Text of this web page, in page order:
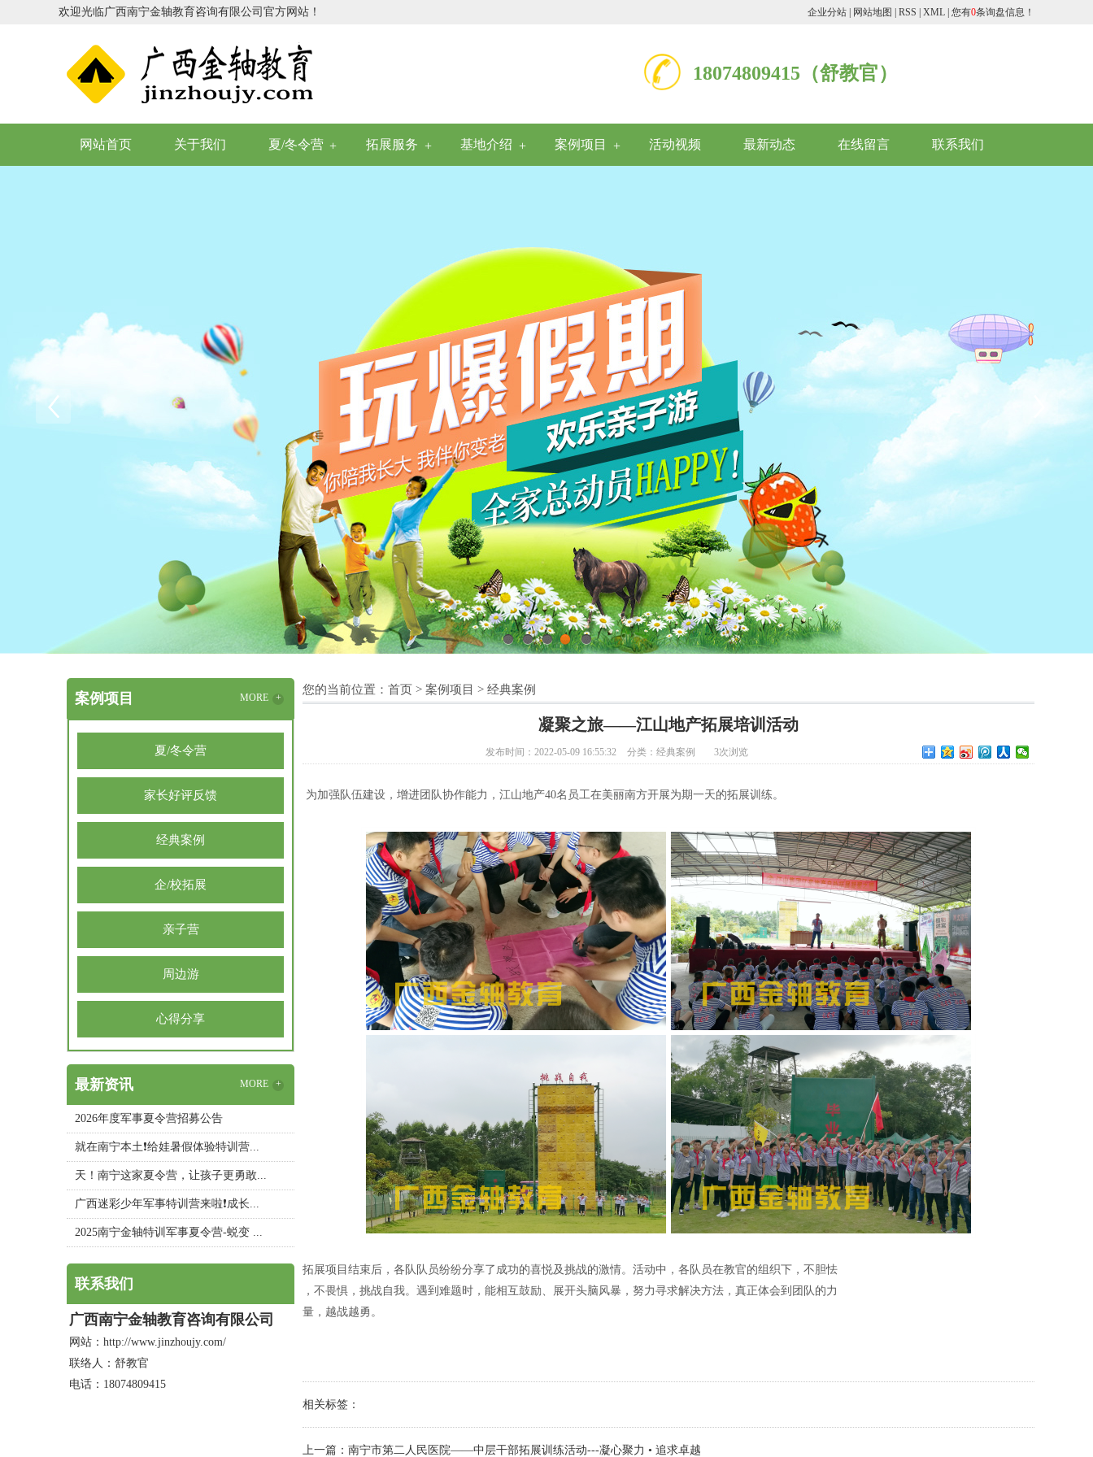
欢迎光临广西南宁金轴教育咨询有限公司官方网站！ 企业分站 网站地图 RSS XML 您有0条询盘信息！
18074809415（舒教官）
网站首页 关于我们 夏/冬令营 拓展服务 基地介绍 案例项目 活动视频 最新动态 在线留言 联系我们
1 2 3 4 5
案例项目 MORE +
夏/冬令营
家长好评反馈
经典案例
企/校拓展
亲子营
周边游
心得分享
最新资讯 MORE +
2026年度军事夏令营招募公告
就在南宁本土❗给娃暑假体验特训营...
天！南宁这家夏令营，让孩子更勇敢...
广西迷彩少年军事特训营来啦❗成长...
2025南宁金轴特训军事夏令营-蜕变 ...
联系我们
广西南宁金轴教育咨询有限公司
网站：http://www.jinzhoujy.com/
联络人：舒教官
电话：18074809415
您的当前位置： 首页 > 案例项目 > 经典案例
凝聚之旅——江山地产拓展培训活动
发布时间：2022-05-09 16:55:32 分类： 经典案例 3次浏览
为加强队伍建设，增进团队协作能力，江山地产40名员工在美丽南方开展为期一天的拓展训练。
拓展项目结束后，各队队员纷纷分享了成功的喜悦及挑战的激情。活动中，各队员在教官的组织下，不胆怯
，不畏惧，挑战自我。遇到难题时，能相互鼓励、展开头脑风暴，努力寻求解决方法，真正体会到团队的力
量，越战越勇。
相关标签：
上一篇： 南宁市第二人民医院——中层干部拓展训练活动---凝心聚力 • 追求卓越